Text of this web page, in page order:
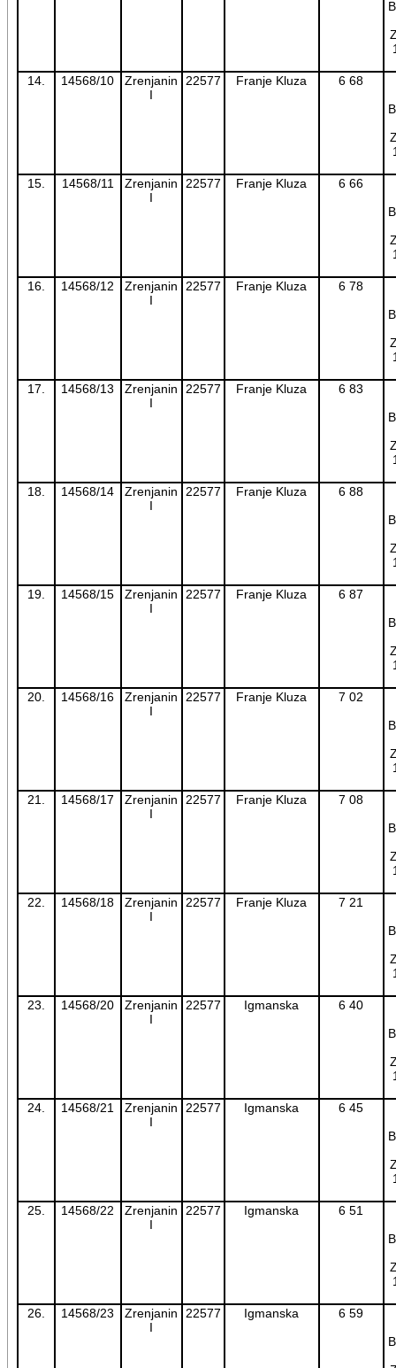
14. 14568/10
Zrenjanin
I
22577 Franje Kluza
6 68
15. 14568/11
Zrenjanin
I
22577 Franje Kluza
6 66
16. 14568/12
Zrenjanin
I
22577 Franje Kluza
6 78
17. 14568/13
Zrenjanin
I
22577 Franje Kluza
6 83
18. 14568/14
Zrenjanin
I
22577 Franje Kluza
6 88
19. 14568/15
Zrenjanin
I
22577 Franje Kluza
6 87
20. 14568/16
Zrenjanin
I
22577 Franje Kluza
7 02
21. 14568/17
Zrenjanin
I
22577 Franje Kluza
7 08
22. 14568/18
Zrenjanin
I
22577 Franje Kluza
7 21
23. 14568/20
Zrenjanin
I
22577 Igmanska
6 40
24. 14568/21
Zrenjanin
I
22577 Igmanska
6 45
25. 14568/22
Zrenjanin
I
22577 Igmanska
6 51
26. 14568/23
Zrenjanin
I
22577 Igmanska
6 59